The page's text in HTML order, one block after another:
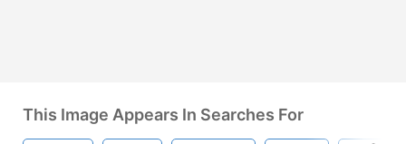
This Image Appears In Searches For